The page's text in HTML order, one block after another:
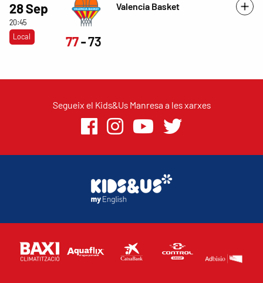
28 Sep
20:45
Local
Valencia Basket
77 73
Segueix el Kids&Us Manresa a les xarxes